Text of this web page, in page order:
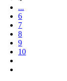
...
6
7
8
9
10